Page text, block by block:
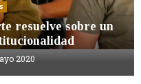
resuelve sobre un
2020